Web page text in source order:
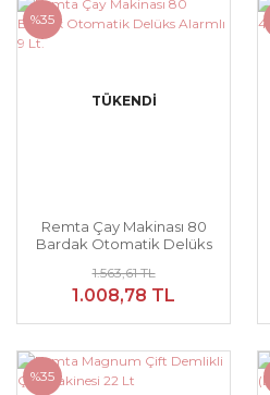
%35
TÜKENDİ
Remta Çay Makinası 80
Bardak Otomatik Delüks
1.563,61 TL
1.008,78 TL
%35